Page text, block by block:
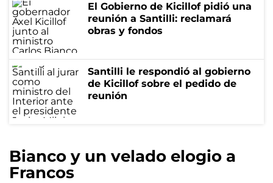
El Gobierno de Kicillof pidió una
reunión a Santilli: reclamará
obras y fondos
Santilli le respondió al gobierno
de Kicillof sobre el pedido de
reunión
Bianco y un velado elogio a
Francos